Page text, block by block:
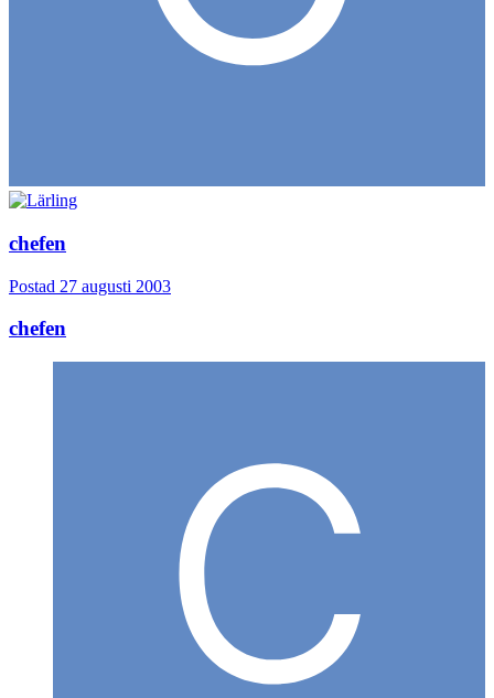
chefen
Postad 27 augusti 2003
chefen